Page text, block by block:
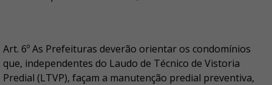
Art. 6º As Prefeituras deverão orientar os condomínios
que, independentes do Laudo de Técnico de Vistoria
Predial (LTVP), façam a manutenção predial preventiva,